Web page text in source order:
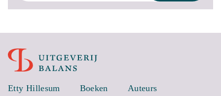
Etty Hillesum Boeken
Auteurs